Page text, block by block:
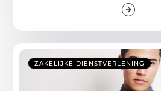
ZAKELIJKE DIENSTVERLENING